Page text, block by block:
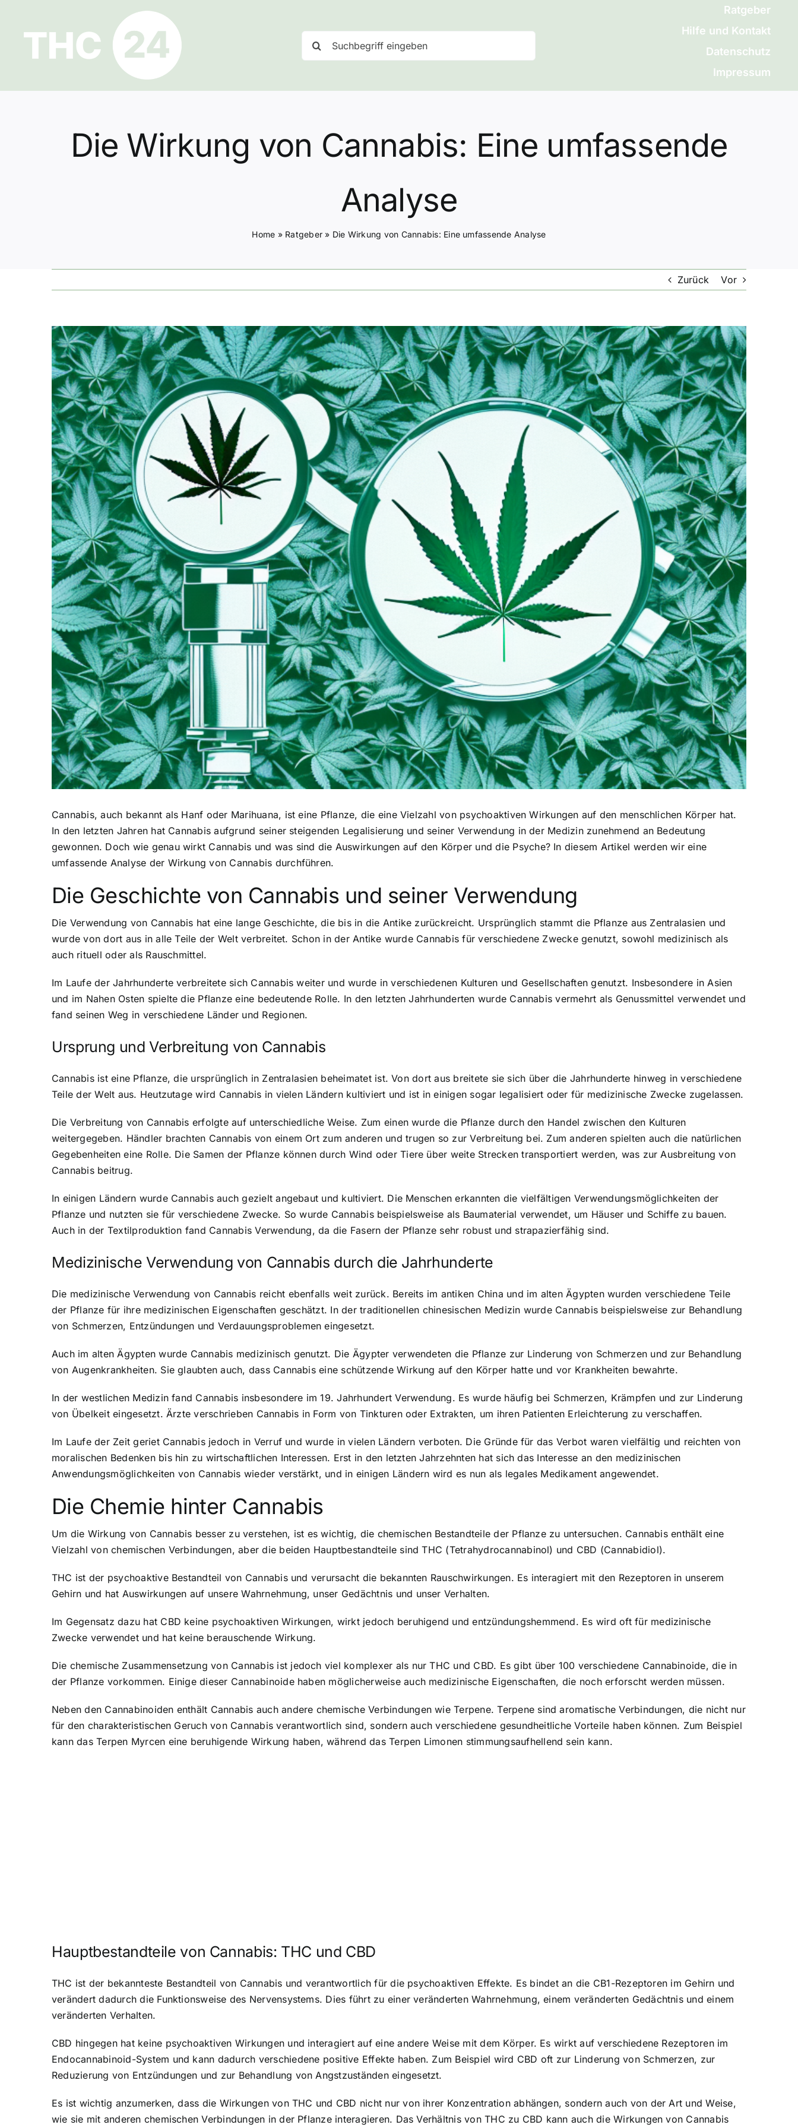
springen
nach:
Ratgeber
Hilfe und Kontakt
Datenschutz
Impressum
Die Wirkung von Cannabis: Eine umfassende
Analyse
Home » Ratgeber » Die Wirkung von Cannabis: Eine umfassende Analyse
Zurück Vor
Zeige
grösseres
Bild
Cannabis, auch bekannt als Hanf oder Marihuana, ist eine Pflanze, die eine Vielzahl von psychoaktiven Wirkungen auf den menschlichen Körper hat.
In den letzten Jahren hat Cannabis aufgrund seiner steigenden Legalisierung und seiner Verwendung in der Medizin zunehmend an Bedeutung
gewonnen. Doch wie genau wirkt Cannabis und was sind die Auswirkungen auf den Körper und die Psyche? In diesem Artikel werden wir eine
umfassende Analyse der Wirkung von Cannabis durchführen.
Die Geschichte von Cannabis und seiner Verwendung
Die Verwendung von Cannabis hat eine lange Geschichte, die bis in die Antike zurückreicht. Ursprünglich stammt die Pflanze aus Zentralasien und
wurde von dort aus in alle Teile der Welt verbreitet. Schon in der Antike wurde Cannabis für verschiedene Zwecke genutzt, sowohl medizinisch als
auch rituell oder als Rauschmittel.
Im Laufe der Jahrhunderte verbreitete sich Cannabis weiter und wurde in verschiedenen Kulturen und Gesellschaften genutzt. Insbesondere in Asien
und im Nahen Osten spielte die Pflanze eine bedeutende Rolle. In den letzten Jahrhunderten wurde Cannabis vermehrt als Genussmittel verwendet und
fand seinen Weg in verschiedene Länder und Regionen.
Ursprung und Verbreitung von Cannabis
Cannabis ist eine Pflanze, die ursprünglich in Zentralasien beheimatet ist. Von dort aus breitete sie sich über die Jahrhunderte hinweg in verschiedene
Teile der Welt aus. Heutzutage wird Cannabis in vielen Ländern kultiviert und ist in einigen sogar legalisiert oder für medizinische Zwecke zugelassen.
Die Verbreitung von Cannabis erfolgte auf unterschiedliche Weise. Zum einen wurde die Pflanze durch den Handel zwischen den Kulturen
weitergegeben. Händler brachten Cannabis von einem Ort zum anderen und trugen so zur Verbreitung bei. Zum anderen spielten auch die natürlichen
Gegebenheiten eine Rolle. Die Samen der Pflanze können durch Wind oder Tiere über weite Strecken transportiert werden, was zur Ausbreitung von
Cannabis beitrug.
In einigen Ländern wurde Cannabis auch gezielt angebaut und kultiviert. Die Menschen erkannten die vielfältigen Verwendungsmöglichkeiten der
Pflanze und nutzten sie für verschiedene Zwecke. So wurde Cannabis beispielsweise als Baumaterial verwendet, um Häuser und Schiffe zu bauen.
Auch in der Textilproduktion fand Cannabis Verwendung, da die Fasern der Pflanze sehr robust und strapazierfähig sind.
Medizinische Verwendung von Cannabis durch die Jahrhunderte
Die medizinische Verwendung von Cannabis reicht ebenfalls weit zurück. Bereits im antiken China und im alten Ägypten wurden verschiedene Teile
der Pflanze für ihre medizinischen Eigenschaften geschätzt. In der traditionellen chinesischen Medizin wurde Cannabis beispielsweise zur Behandlung
von Schmerzen, Entzündungen und Verdauungsproblemen eingesetzt.
Auch im alten Ägypten wurde Cannabis medizinisch genutzt. Die Ägypter verwendeten die Pflanze zur Linderung von Schmerzen und zur Behandlung
von Augenkrankheiten. Sie glaubten auch, dass Cannabis eine schützende Wirkung auf den Körper hatte und vor Krankheiten bewahrte.
In der westlichen Medizin fand Cannabis insbesondere im 19. Jahrhundert Verwendung. Es wurde häufig bei Schmerzen, Krämpfen und zur Linderung
von Übelkeit eingesetzt. Ärzte verschrieben Cannabis in Form von Tinkturen oder Extrakten, um ihren Patienten Erleichterung zu verschaffen.
Im Laufe der Zeit geriet Cannabis jedoch in Verruf und wurde in vielen Ländern verboten. Die Gründe für das Verbot waren vielfältig und reichten von
moralischen Bedenken bis hin zu wirtschaftlichen Interessen. Erst in den letzten Jahrzehnten hat sich das Interesse an den medizinischen
Anwendungsmöglichkeiten von Cannabis wieder verstärkt, und in einigen Ländern wird es nun als legales Medikament angewendet.
Die Chemie hinter Cannabis
Um die Wirkung von Cannabis besser zu verstehen, ist es wichtig, die chemischen Bestandteile der Pflanze zu untersuchen. Cannabis enthält eine
Vielzahl von chemischen Verbindungen, aber die beiden Hauptbestandteile sind THC (Tetrahydrocannabinol) und CBD (Cannabidiol).
THC ist der psychoaktive Bestandteil von Cannabis und verursacht die bekannten Rauschwirkungen. Es interagiert mit den Rezeptoren in unserem
Gehirn und hat Auswirkungen auf unsere Wahrnehmung, unser Gedächtnis und unser Verhalten.
Im Gegensatz dazu hat CBD keine psychoaktiven Wirkungen, wirkt jedoch beruhigend und entzündungshemmend. Es wird oft für medizinische
Zwecke verwendet und hat keine berauschende Wirkung.
Die chemische Zusammensetzung von Cannabis ist jedoch viel komplexer als nur THC und CBD. Es gibt über 100 verschiedene Cannabinoide, die in
der Pflanze vorkommen. Einige dieser Cannabinoide haben möglicherweise auch medizinische Eigenschaften, die noch erforscht werden müssen.
Neben den Cannabinoiden enthält Cannabis auch andere chemische Verbindungen wie Terpene. Terpene sind aromatische Verbindungen, die nicht nur
für den charakteristischen Geruch von Cannabis verantwortlich sind, sondern auch verschiedene gesundheitliche Vorteile haben können. Zum Beispiel
kann das Terpen Myrcen eine beruhigende Wirkung haben, während das Terpen Limonen stimmungsaufhellend sein kann.
Hauptbestandteile von Cannabis: THC und CBD
THC ist der bekannteste Bestandteil von Cannabis und verantwortlich für die psychoaktiven Effekte. Es bindet an die CB1-Rezeptoren im Gehirn und
verändert dadurch die Funktionsweise des Nervensystems. Dies führt zu einer veränderten Wahrnehmung, einem veränderten Gedächtnis und einem
veränderten Verhalten.
CBD hingegen hat keine psychoaktiven Wirkungen und interagiert auf eine andere Weise mit dem Körper. Es wirkt auf verschiedene Rezeptoren im
Endocannabinoid-System und kann dadurch verschiedene positive Effekte haben. Zum Beispiel wird CBD oft zur Linderung von Schmerzen, zur
Reduzierung von Entzündungen und zur Behandlung von Angstzuständen eingesetzt.
Es ist wichtig anzumerken, dass die Wirkungen von THC und CBD nicht nur von ihrer Konzentration abhängen, sondern auch von der Art und Weise,
wie sie mit anderen chemischen Verbindungen in der Pflanze interagieren. Das Verhältnis von THC zu CBD kann auch die Wirkungen von Cannabis